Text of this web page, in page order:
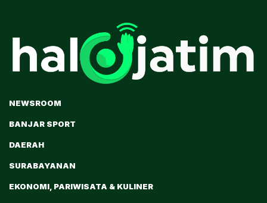
NEWSROOM
BANJAR SPORT
DAERAH
SURABAYANAN
EKONOMI, PARIWISATA & KULINER